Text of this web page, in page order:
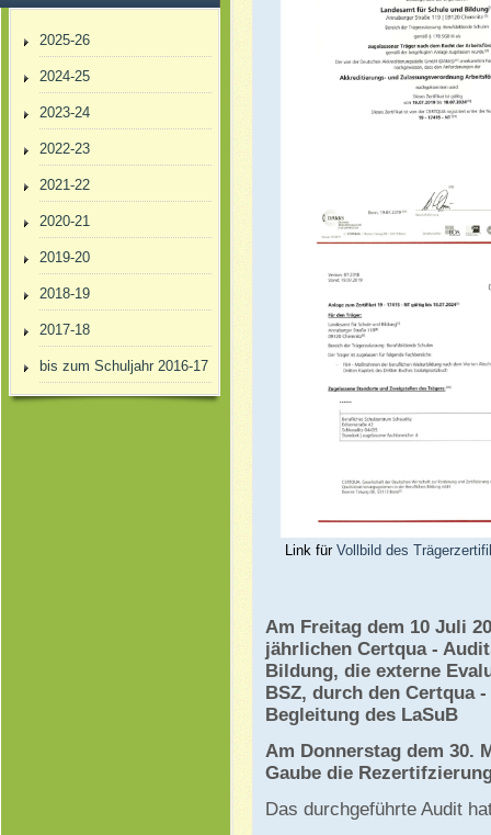
2025-26
2024-25
2023-24
2022-23
2021-22
2020-21
2019-20
2018-19
2017-18
bis zum Schuljahr 2016-17
Link für Vollbild des
Am Freitag dem 10 Juli
jährlichen Certqua -
Bildung, die externe
BSZ, durch den Certqua-
Begleitung des LaSuB
Am Donnerstag dem 30.
Gaube die
Das durchgeführte Audit